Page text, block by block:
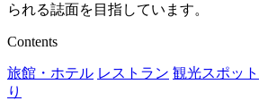
られる誌面を目指しています。
Contents
旅館・ホテル レストラン 観光スポット
り